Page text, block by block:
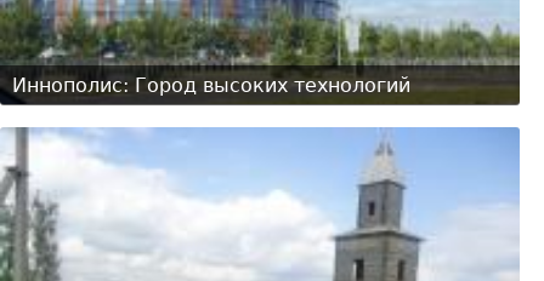
Иннополис: Город высоких технологий